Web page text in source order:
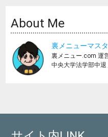
About Me
裏メニューマス
裏メニュー.com 運営
中央大学法学部中